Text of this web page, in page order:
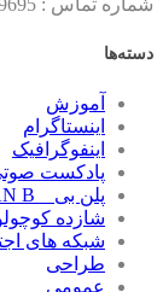
دسته‌ها
آموزش
اینستاگرام
اینفوگرافیک
پادکست
پلن بی _ PLAN B
شازده
شبکه های
طراحی
عمومی